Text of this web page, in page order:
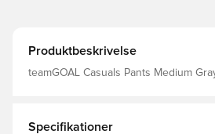
Produktbeskrivelse
teamGOAL Casuals Pants Medium
Specifikationer